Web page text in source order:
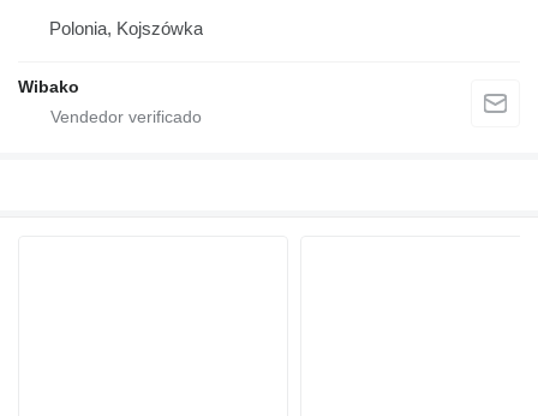
Polonia, Kojszówka
Wibako